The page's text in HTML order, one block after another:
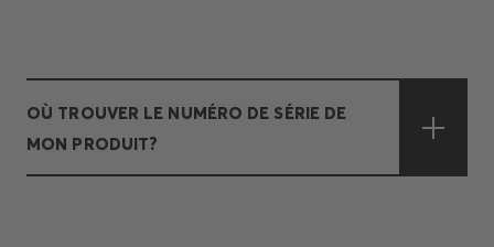
OÙ TROUVER LE NUMÉRO DE SÉRIE DE
MON PRODUIT?